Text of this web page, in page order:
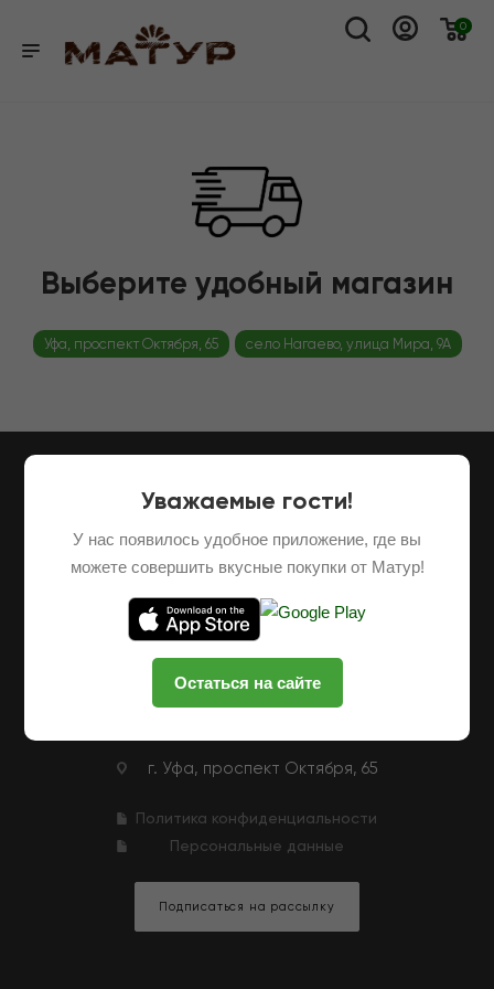
0
Выберите удобный магазин
Уфа, проспект Октября, 65 село Нагаево, улица Мира, 9А
ОПТОВЫЕ ПОСТАВКИ
НАШИ ФЕРМЕРЫ ВАКАНСИИ
КЛУБНАЯ ПРОГРАММА
+7 (927) 326-47-25 ЗАКАЗАТЬ ЗВОНОК
г. Уфа, проспект Октября, 65
Политика конфиденциальности
Персональные данные
Подписаться на рассылку
Уважаемые гости!
У нас появилось удобное приложение, где вы
можете совершить вкусные покупки от Матур!
Остаться на сайте